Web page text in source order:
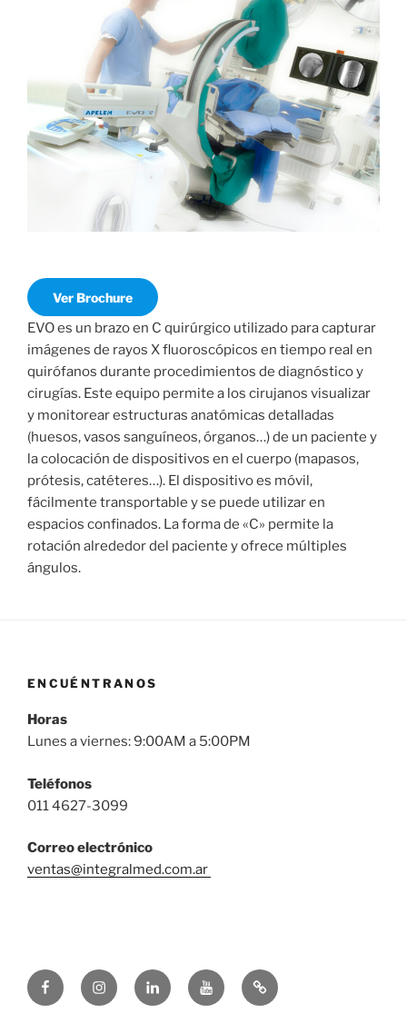
Ver Brochure
EVO es un brazo en C quirúrgico utilizado para capturar
imágenes de rayos X fluoroscópicos en tiempo real en
quirófanos durante procedimientos de diagnóstico y
cirugías. Este equipo permite a los cirujanos visualizar
y monitorear estructuras anatómicas detalladas
(huesos, vasos sanguíneos, órganos…) de un paciente y
la colocación de dispositivos en el cuerpo (mapasos,
prótesis, catéteres…). El dispositivo es móvil,
fácilmente transportable y se puede utilizar en
espacios confinados. La forma de «C» permite la
rotación alrededor del paciente y ofrece múltiples
ángulos.
ENCUÉNTRANOS
Horas
Lunes a viernes: 9:00AM a 5:00PM
Teléfonos
011 4627-3099
Correoelectrónico
ventas@integralmed.com.ar
FacebookInstagramLinkedinYoutubeGoogle